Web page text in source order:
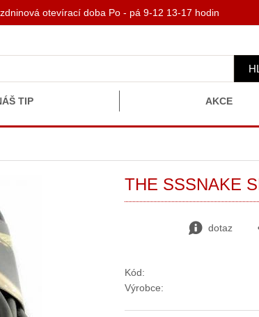
THE SSSNAKE
dotaz
Kód:
Výrobce:
TIP AKCE
otevírací doba Po - pá 9-12 13-17 hodin